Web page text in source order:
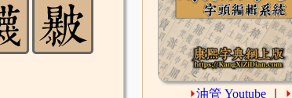
⏵油管 Youtube ⏵